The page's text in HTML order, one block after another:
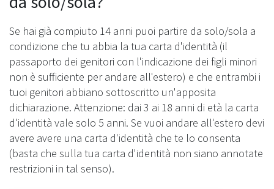
Se hai già compiuto 14 anni puoi partire da solo/sola a
condizione che tu abbia la tua carta d'identità (il
passaporto dei genitori con l'indicazione dei figli minori
non è sufficiente per andare all'estero) e che entrambi i
tuoi genitori abbiano sottoscritto un'apposita
dichiarazione. Attenzione: dai 3 ai 18 anni di età la carta
d'identità vale solo 5 anni. Se vuoi andare all'estero devi
avere avere una carta d'identità che te lo consenta
(basta che sulla tua carta d'identità non siano annotate
restrizioni in tal senso).